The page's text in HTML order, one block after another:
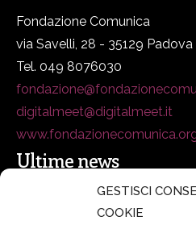
GESTISCI
COOKIE
Fondazione Comunica
via Savelli, 28 - 35129 Padova
Tel. 049 8076030
digitalmeet@digitalmeet.it
Ultime news
secsolutionforum 2026: è